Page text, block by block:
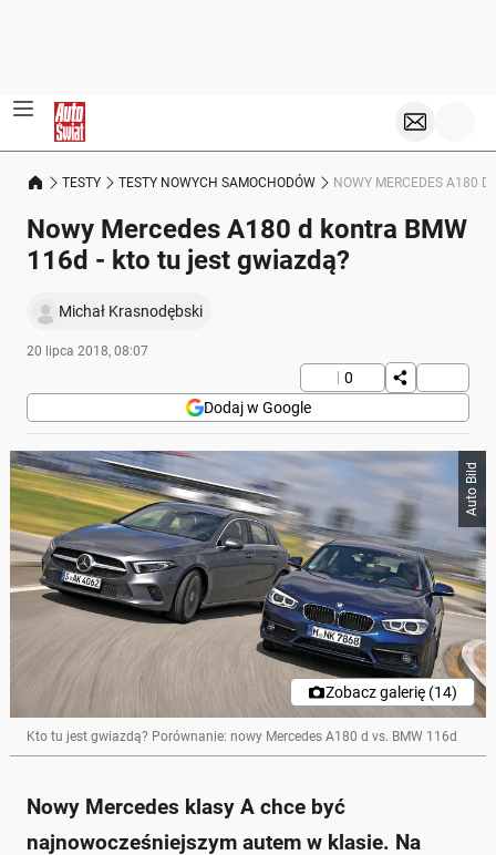
TESTY TESTY NOWYCH SAMOCHODÓW NOWY MERCEDES A180
Nowy Mercedes A180 d kontra BMW
116d - kto tu jest gwiazdą?
Michał Krasnodębski
20 lipca 2018, 08:07
0
Dodaj w Google
Auto Bild
Zobacz galerię (14)
Kto tu jest gwiazdą? Porównanie: nowy Mercedes A180 d vs. BMW 116d
Nowy Mercedes klasy A chce być
najnowocześniejszym autem w klasie. Na